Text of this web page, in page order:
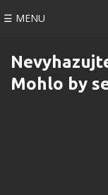
☰ MENU
Mohlo by